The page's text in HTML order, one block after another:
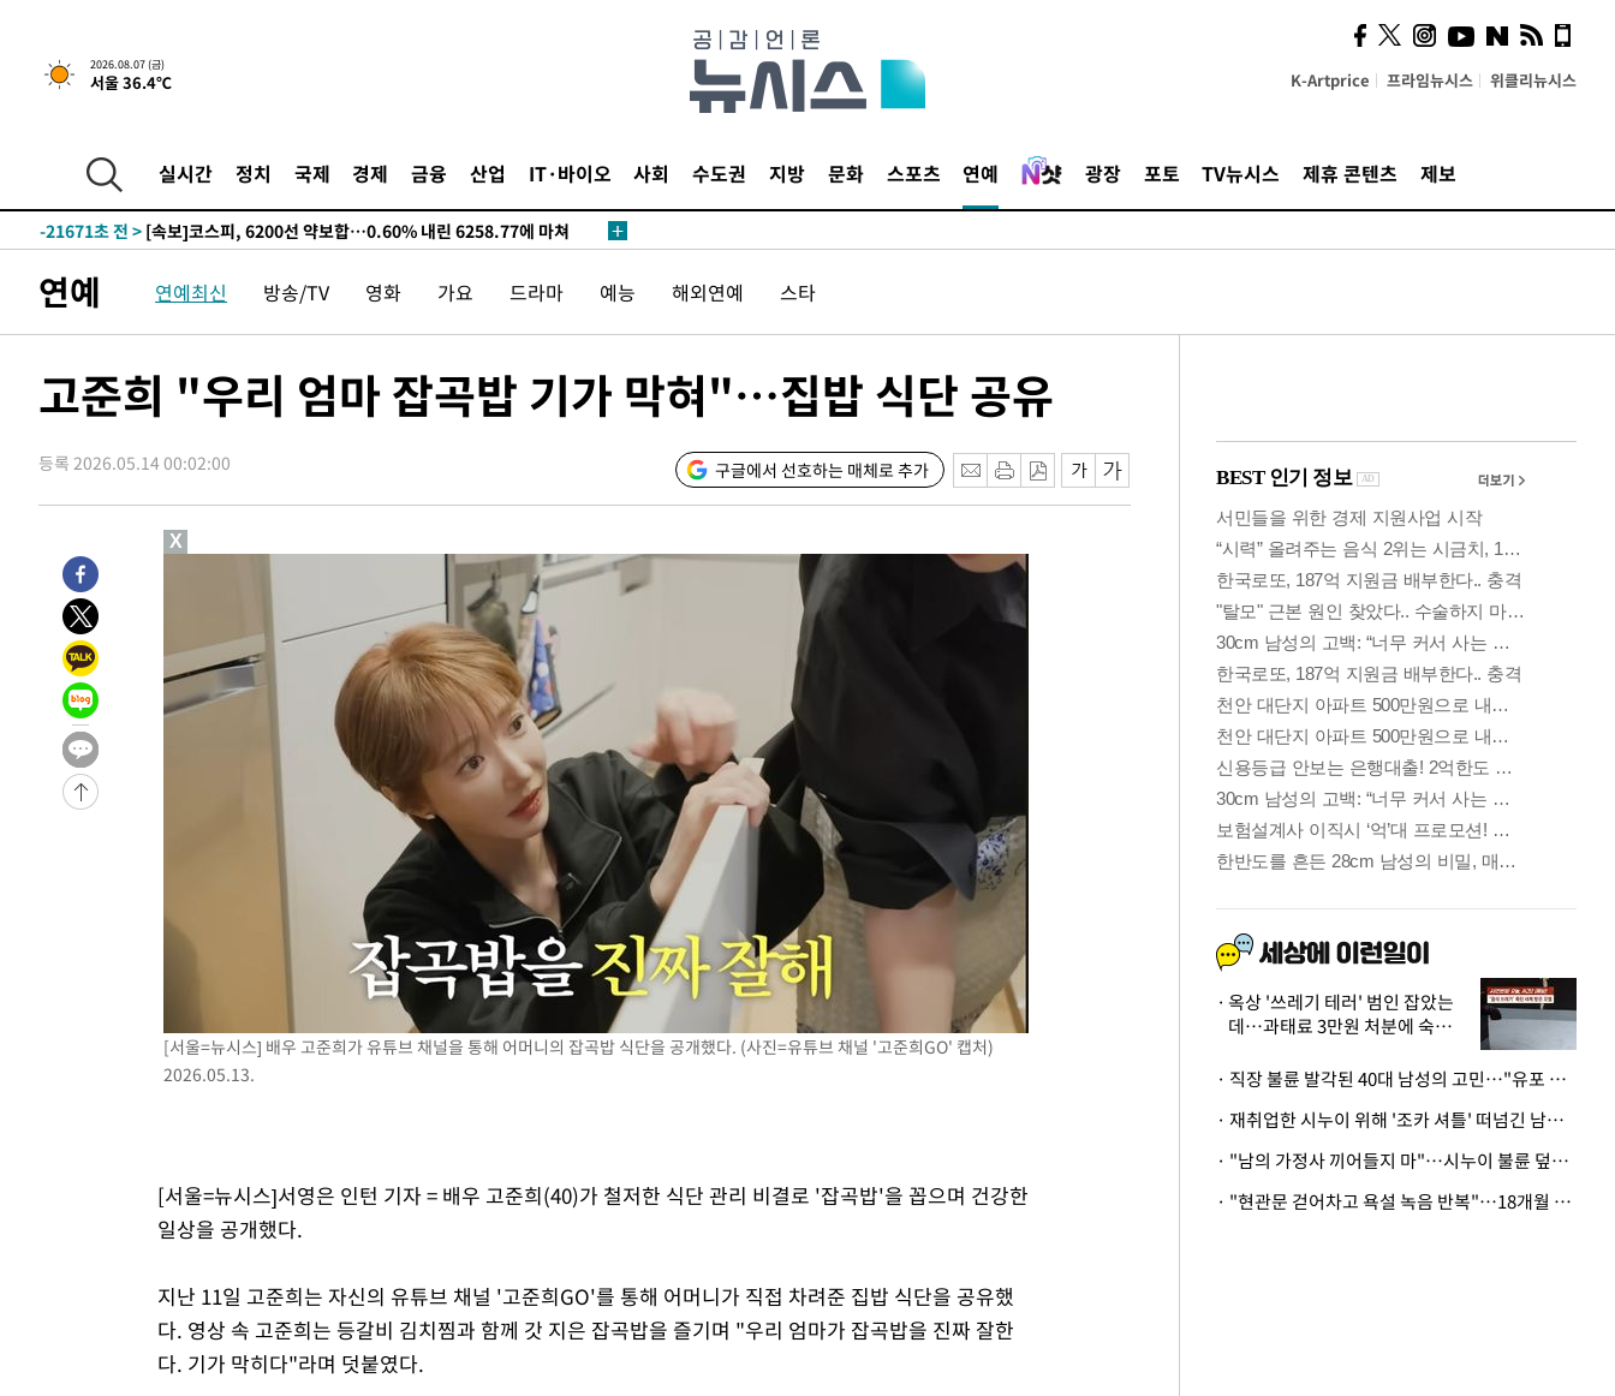
2026.08.07 (금)
서울 36.4℃ K-Artprice 프라임뉴시스 위클리뉴시스
실시간 정치 국제 경제 금융 산업 IT·바이오 사회 수도권 지방 문화 스포츠 연예 광장 포토 TV뉴시스 제휴 콘텐츠 제보
갈 수도
-27569초 전 >낮 최고 37도 찜통더위…곳곳 소나기·강원 많은 비[내일날씨]
-25875초 전 >SK하이닉스, 용인·청주 팹에 54조 투자…"AI 메모리 수요 선제 대
-21984초 전 >
외국인 심판 성 접대 7경기 들여다보니…한국 축구 '5승 2무'
-21718초 전 >
-21671초 전 > [속보]코스피, 6200선 약보합…0.60% 내린 6258.77에 마쳐
-21540초 전 >
[속보] 노원서 40.1도 관측…서울, 2018년 이후 첫 40도
-18630초 전 >[속보]종합특검, '계엄 수용공간 확보' 신용해 前교정본부장 기소
-17474초 전 >11시간 압수수색에 성접대 파문까지…'쑥대밭' 된 축구협회
병태 후임
-12854초 전 >[속보]국힘 윤리위, '돌려차기 발언' 진종오·서범수 징계 절차 개시
-8179초 전 >[속보] 7월 중국 수출 23.9%↑ 수입 27.5%↑…무역총액 25.3%↑
[속보]'채상병 순직 책임' 임성근, 항소심도 징역 3년
-5205초 전 >
[속보]종합특검, '관저이전 봐주기 감사' 유병호 구속기소
-1805초 전 >
민주 콩고 에볼라환자 4천명 돌파, 4053명 발생 1850명 사망
-29691초 전 >
"낮 기온 소폭 하락"…수도권 폭염중대경보, 폭염경보로 하향
-29655초 전 >
[속보]이 대통령, '호우피해' 안동·의성 관할 4개 면 특별재난지역
선포
-29618초 전 >
[단독]중수청 지원 검사들, 정원 초과 시 낮은 계급 임용…희망지 못
갈 수도
-27589초 전 >
낮 최고 37도 찜통더위…곳곳 소나기·강원 많은 비[내일날씨]
-25895초 전 >
SK하이닉스, 용인·청주 팹에 54조 투자…"AI 메모리 수요 선제 대
응"
-22751초 전 >
여자배구 이재영·이다영 자매, 아제르바이잔 투란VC 입단
외국인 심판 성 접대 7경기 들여다보니…한국 축구 '5승 2무'
[속보]코스닥, 2.86포인트(0.36%) 내린 798.81마감
[속보]코스피, 6200선 약보합…0.60% 내린 6258.77에 마쳐
[속보]원·달러 환율, 7.7원 내린 1416.1원 마감
[속보] 노원서 40.1도 관측…서울, 2018년 이후 첫 40도
[속보]종합특검, '계엄 수용공간 확보' 신용해 前교정본부장 기소
외신들도 주목한 韓축구 파문…"국민적 공분에 수사 재개"
11시간 압수수색에 성접대 파문까지…'쑥대밭' 된 축구협회
[속보]'채상병 순직 책임' 임성근, 항소심도 징역 3년
[속보]종합특검, '관저이전 봐주기 감사' 유병호 구속기소
연예 연예최신 방송/TV 영화 가요 드라마 예능 해외연예 스타
고준희 "우리 엄마 잡곡밥 기가 막혀"…집밥 식단 공유
등록 2026.05.14 00:02:00 구글에서 선호하는 매체로 추가
[서울=뉴시스] 배우 고준희가 유튜브 채널을 통해 어머니의 잡곡밥 식단을 공개했다. (사진=유튜브 채널 '고준희GO' 캡처)
2026.05.13.
[서울=뉴시스]서영은 인턴 기자 = 배우 고준희(40)가 철저한 식단 관리 비결로 '잡곡밥'을 꼽으며 건강한
일상을 공개했다.
지난 11일 고준희는 자신의 유튜브 채널 '고준희GO'를 통해 어머니가 직접 차려준 집밥 식단을 공유했
다. 영상 속 고준희는 등갈비 김치찜과 함께 갓 지은 잡곡밥을 즐기며 "우리 엄마가 잡곡밥을 진짜 잘한
다. 기가 막히다"라며 덧붙였다.
시, 스마트폰 액세서리에
NFC 더했다
옥상 '쓰레기 테러' 범인 잡았는
데…과태료 3만원 처분에 숙박업
· 직장 불륜 발각된 40대 남성의 고민…"유포 동료 명예훼손·협박죄 고소 가능할까"
· 재취업한 시누이 위해 '조카 셔틀' 떠넘긴 남편…아내 "난 못한다"
· "남의 가정사 끼어들지 마"…시누이 불륜 덮으려는 남편에 억울한 아내
· "현관문 걷어차고 욕설 녹음 반복"…18개월 아기 키우는 집 뒤흔든 '앞집의 비극'
X